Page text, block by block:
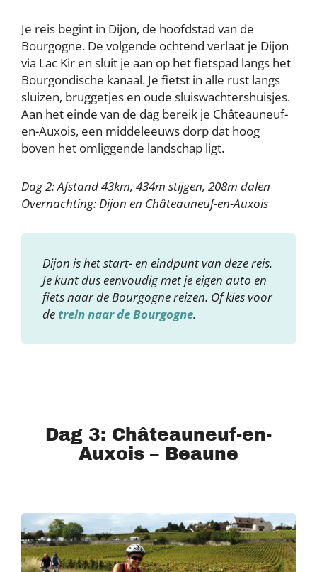
Je reis begint in Dijon, de hoofdstad van de
Bourgogne. De volgende ochtend verlaat je Dijon
via Lac Kir en sluit je aan op het fietspad langs het
Bourgondische kanaal. Je fietst in alle rust langs
sluizen, bruggetjes en oude sluiswachtershuisjes.
Aan het einde van de dag bereik je Châteauneuf-
en-Auxois, een middeleeuws dorp dat hoog
boven het omliggende landschap ligt.
Dag 2: Afstand 43km, 434m stijgen, 208m dalen
Overnachting: Dijon en Châteauneuf-en-Auxois
Dijon is het start- en eindpunt van deze reis.
Je kunt dus eenvoudig met je eigen auto en
fiets naar de Bourgogne reizen. Of kies voor
de trein naar de Bourgogne.
Dag 3: Châteauneuf-en-
Auxois – Beaune